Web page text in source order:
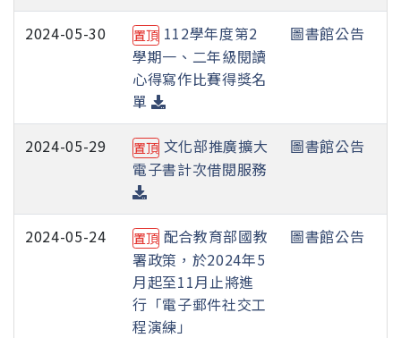
2024-05-30 置頂 112學年度第2
學期一、二年級閱讀
心得寫作比賽得獎名
單
圖書館公告
2024-05-29 置頂 文化部推廣擴大
電子書計次借閱服務
圖書館公告
2024-05-24 置頂 配合教育部國教
署政策，於2024年5
月起至11月止將進
行「電子郵件社交工
程演練」
圖書館公告